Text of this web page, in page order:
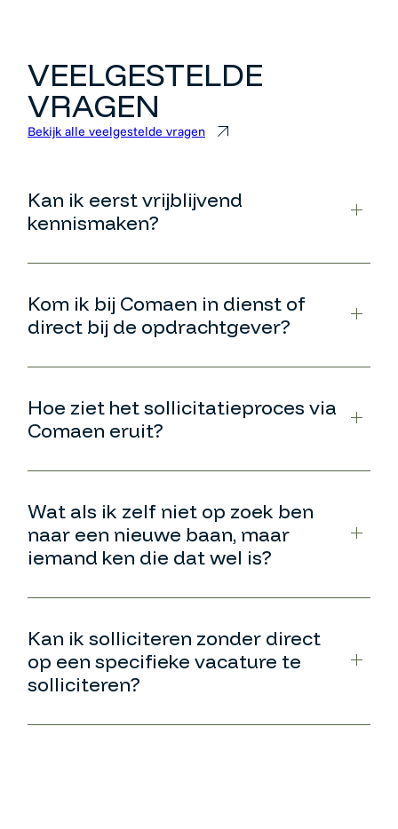
VEELGESTELDE
VRAGEN
Bekijk alle veelgestelde vragen
Kan ik eerst vrijblijvend
kennismaken?
Kom ik bij Comaen in dienst of
direct bij de opdrachtgever?
Hoe ziet het sollicitatieproces via
Comaen eruit?
Wat als ik zelf niet op zoek ben
naar een nieuwe baan, maar
iemand ken die dat wel is?
Kan ik solliciteren zonder direct
op een specifieke vacature te
solliciteren?